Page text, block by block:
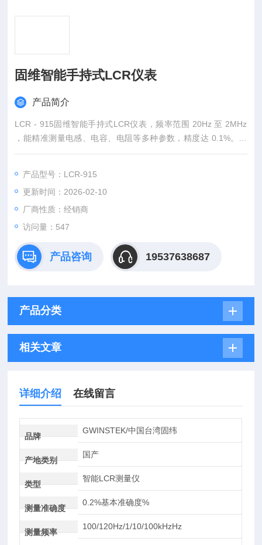
固维智能手持式LCR仪表
产品简介
LCR - 915固维智能手持式LCR仪表，频率范围 20Hz 至 2MHz
，能精准测量电感、电容、电阻等多种参数，精度达 0.1%。具
备智能自动量程切换与自动归零功能，操作便捷。内置可存 100
固抗冲击，设计紧凑便携。高分辨率 LCD 屏搭配简洁操作界
面，无论是维修现场还是实验室，都能高效完成元件测量 。
产品型号：LCR-915
更新时间：2026-02-10
厂商性质：经销商
访问量：547
产品咨询 19537638687
产品分类
相关文章
详细介绍 在线留言
品牌
GWINSTEK/中国台湾固纬
产地类别
国产
类型
智能LCR测量仪
测量准确度
0.2%基本准确度%
测量频率
100/120Hz/1/10/100kHzHz